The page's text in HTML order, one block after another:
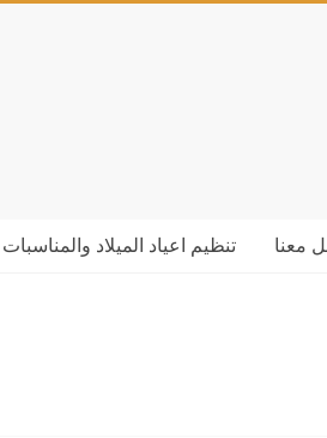
تنظيم اعياد الميلاد والمناسبات معنا